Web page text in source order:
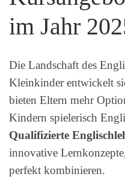
im Jahr
Die Landschaft des
Kleinkinder entwickelt
bieten Eltern mehr
Kindern spielerisch
Qualifizierte
innovative
perfekt kombinieren.